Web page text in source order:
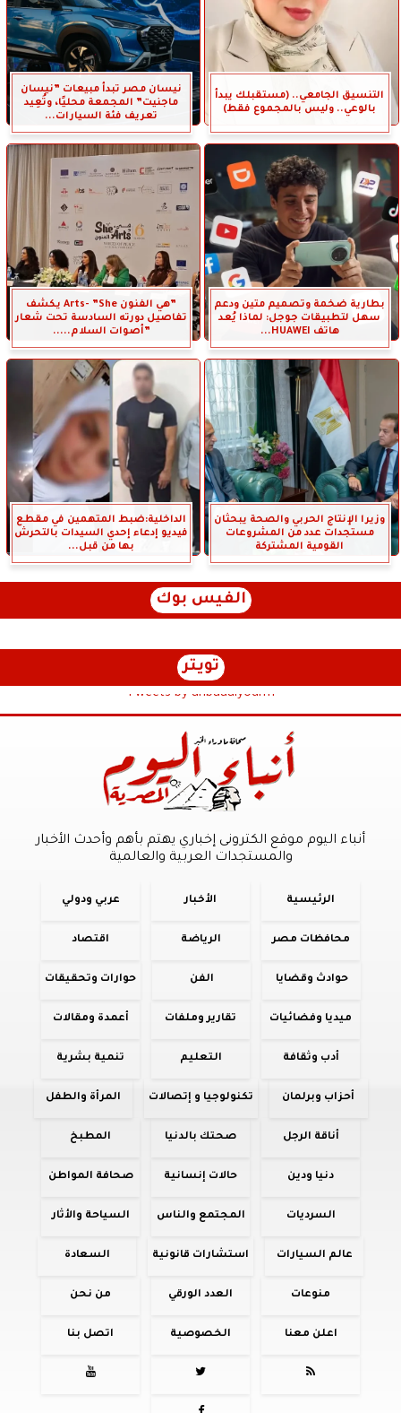
التنسيق الجامعي.. (مستقبلك يبدأ
بالوعي.. وليس بالمجموع فقط)
نيسان مصر تبدأ مبيعات ”نيسان
ماجنيت” المجمعة محليًا، وتُعِيد
تعريف فئة السيارات...
بطارية ضخمة وتصميم متين ودعم
سهل لتطبيقات جوجل: لماذا يُعد
هاتف HUAWEI...
”هي الفنون Arts- ”She يكشف
تفاصيل دورته السادسة تحت شعار
”أصوات السلام.....
وزيرا الإنتاج الحربي والصحة يبحثان
مستجدات عدد من المشروعات
القومية المشتركة
الداخلية:ضبط المتهمين في مقطع
فيديو إدعاء إحدي السيدات بالتحرش
بها من قبل...
الفيس بوك
تويتر
Tweets by anbaaalyoum1
أنباء اليوم موقع الكترونى إخباري يهتم بأهم وأحدث الأخبار
والمستجدات العربية والعالمية
الرئيسية الأخبار عربي ودولي
محافظات مصر الرياضة اقتصاد
حوادث وقضايا الفن حوارات وتحقيقات
ميديا وفضائيات تقارير وملفات أعمدة ومقالات
أدب وثقافة التعليم تنمية بشرية
أحزاب وبرلمان تكنولوجيا و إتصالات المرأة والطفل
أناقة الرجل صحتك بالدنيا المطبخ
دنيا ودين حالات إنسانية صحافة المواطن
السرديات المجتمع والناس السياحة والأثار
عالم السيارات استشارات قانونية السعادة
منوعات العدد الورقي من نحن
اعلن معنا الخصوصية اتصل بنا


